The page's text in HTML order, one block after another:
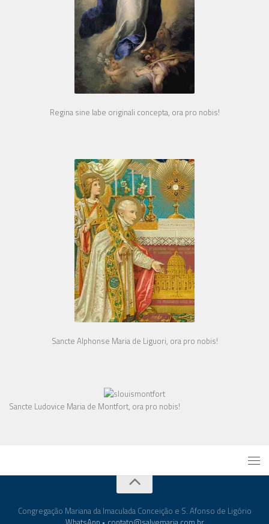
Regina sine labe originali concepta, ora pro nobis!
Sancte Alphonse Maria de Liguori, ora pro nobis!
Sancte Ludovice Maria de Montfort, ora pro nobis!
Congregação Mariana da Imaculada Conceição e S. Afonso de Ligório